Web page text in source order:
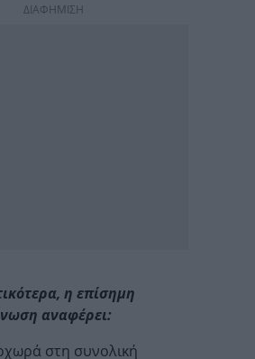
ΔΙΑΦΗΜΙΣΗ
η επίσημη
αναφέρει:
στη συνολική